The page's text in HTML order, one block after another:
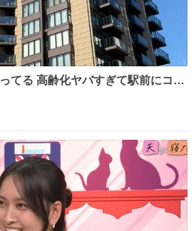
てる 高齢化ヤバすぎて駅前にコン
齢者を住ませる考えらしい 病院も